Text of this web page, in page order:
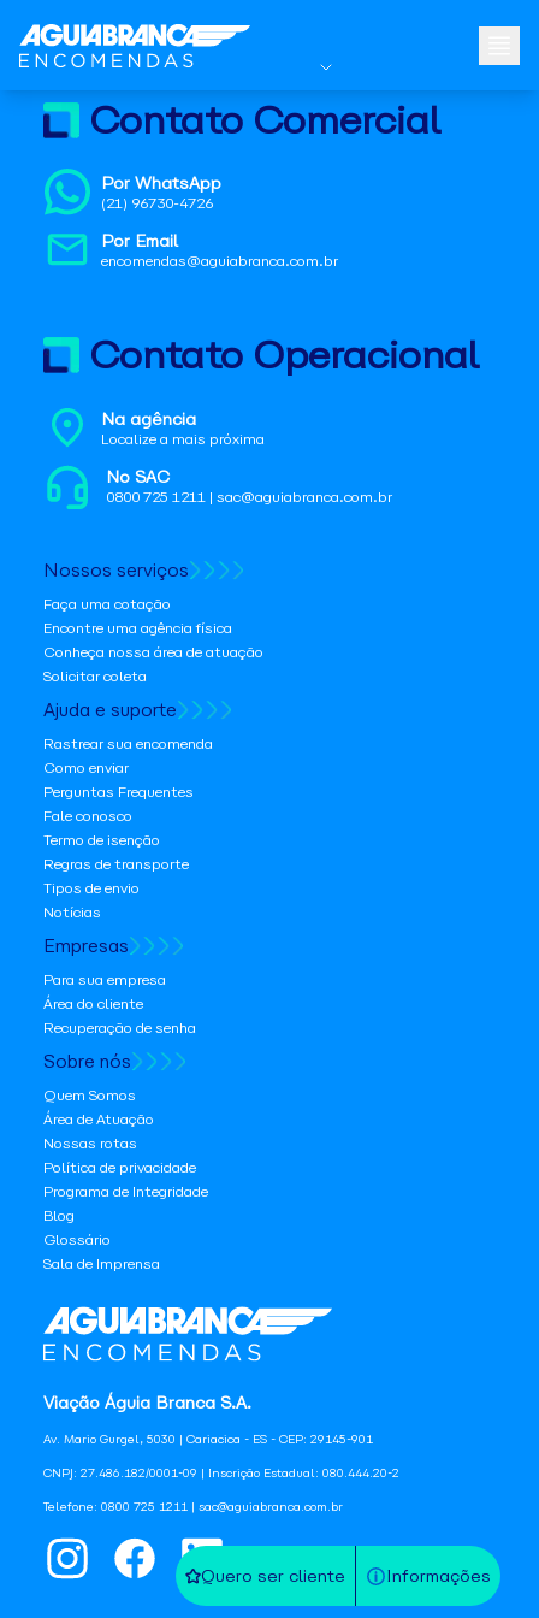
Quero ser cliente Informações
Viação Águia Branca S.A.
Av. Mario Gurgel, 5030 | Cariacica - ES - CEP: 29145-901
CNPJ: 27.486.182/0001-09 | Inscrição Estadual: 080.444.20-2
Telefone: 0800 725 1211 | sac@aguiabranca.com.br
Contato Comercial
Por WhatsApp
(21) 96730-4726
Por Email
encomendas@aguiabranca.com.br
Contato Operacional
Na agência
Localize a mais próxima
No SAC
0800 725 1211 | sac@aguiabranca.com.br
Nossos serviços
Faça uma cotação
Encontre uma agência física
Conheça nossa área de atuação
Solicitar coleta
Ajuda e suporte
Rastrear sua encomenda
Como enviar
Perguntas Frequentes
Fale conosco
Termo de isenção
Regras de transporte
Tipos de envio
Notícias
Empresas
Para sua empresa
Área do cliente
Recuperação de senha
Sobre nós
Quem Somos
Área de Atuação
Nossas rotas
Política de privacidade
Programa de Integridade
Blog
Glossário
Sala de Imprensa